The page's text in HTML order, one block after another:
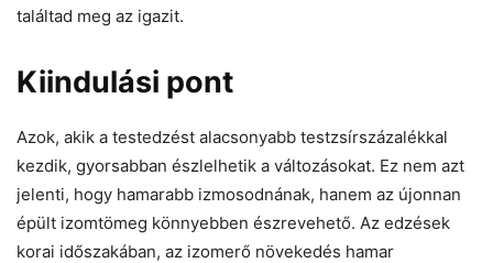
találtad meg az igazit.
Kiindulási pont
Azok, akik a testedzést alacsonyabb testzsírszázalékkal
kezdik, gyorsabban észlelhetik a változásokat. Ez nem azt
jelenti, hogy hamarabb izmosodnának, hanem az újonnan
épült izomtömeg könnyebben észrevehető. Az edzések
korai időszakában, az izomerő növekedés hamar